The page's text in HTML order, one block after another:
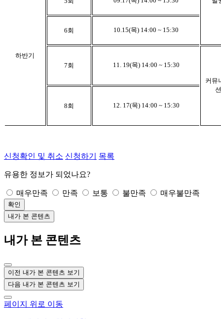
하반기
6회 10.15(목) 14:00 ~ 15:30
7회 11. 19(목) 14:00 ~ 15:30
커뮤
8회 12. 17(목) 14:00 ~ 15:30
신청확인 및 취소 신청하기 목록
유용한 정보가 되었나요?
매우만족 만족 보통 불만족 매우불만족
확인
내가 본 콘텐츠
내가 본 콘텐츠
이전 내가 본 콘텐츠 보기
다음 내가 본 콘텐츠 보기
페이지 위로 이동